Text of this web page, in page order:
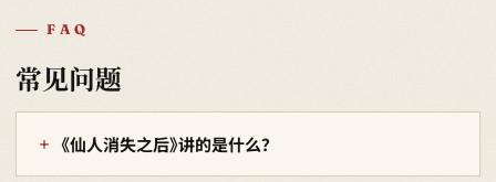
FAQ
常见问题
《仙人消失之后》讲的是什么？